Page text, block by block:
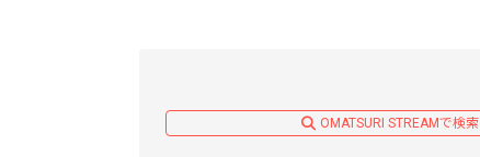
OMATSURI STREAMで検索